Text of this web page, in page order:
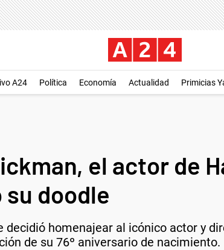
A24 Política Economía Actualidad Primicias
el actor de
su doodle
decidió homenajear al icónico actor y
de su 76º aniversario de nacimiento.